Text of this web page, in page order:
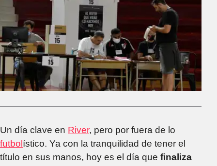
Un día clave en River, pero por fuera de lo
futbol ístico. Ya con la tranquilidad de tener el
título en sus manos, hoy es el día que finaliza